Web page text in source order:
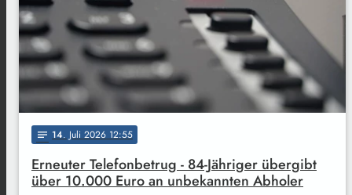
notes 14. Juli 2026 12:55
Erneuter Telefonbetrug - 84-Jähriger übergibt
über 10.000 Euro an unbekannten Abholer